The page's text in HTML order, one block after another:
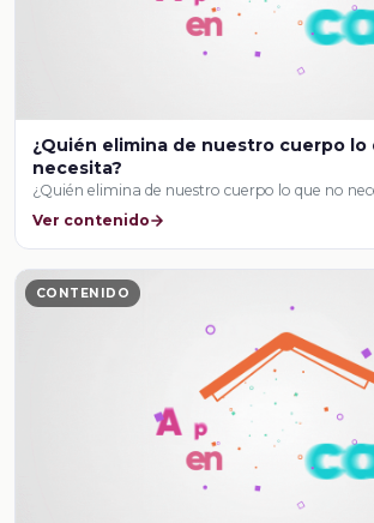
¿Quién elimina de nuestro cuerpo lo
necesita?
¿Quién elimina de nuestro cuerpo lo que no
Ver contenido
CONTENIDO